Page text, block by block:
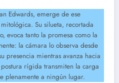
Edwards, emerge de ese
Su silueta, recortada
evoca tanto la promesa como la
la cámara lo observa desde
presencia mientras avanza hacia
rígida transmiten la carga
plenamente a ningún lugar.